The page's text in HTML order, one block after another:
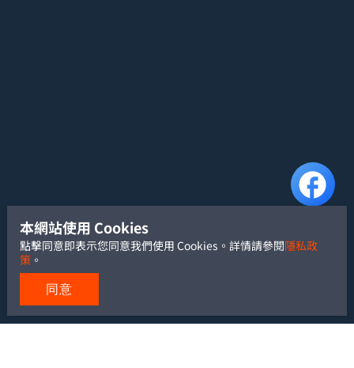
本網站使用 Cookies
點擊同意即表示您同意我們使用 Cookies。詳情請參閱隱私政
策。
同意